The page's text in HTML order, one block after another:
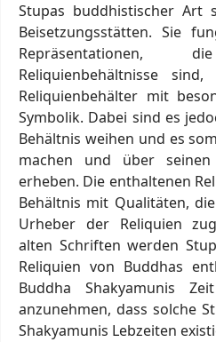
Stupas buddhistischer Art
Beisetzungsstätten. Sie
Reliquienbehältnisse
Reliquienbehälter mit
Symbolik. Dabei sind es
Behältnis weihen und es
machen und über seinen
erheben. Die enthaltenen
Behältnis mit Qualitäten,
Urheber der Reliquien
alten Schriften werden
Reliquien von Buddhas
Buddha Shakyamunis
anzunehmen, dass solche
Shakyamunis Lebzeiten